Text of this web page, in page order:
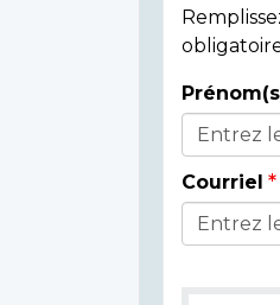
Détails
du
Courriel